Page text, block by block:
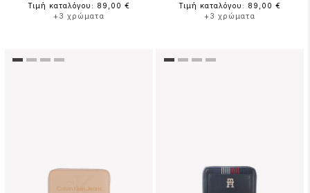
Τιμή καταλόγου: 89,00 €
+3 χρώματα
Τιμή καταλόγου: 89,00 €
+3 χρώματα